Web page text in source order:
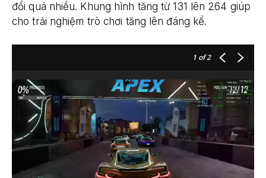
đổi quá nhiều. Khung hình tăng từ 131 lên 264 giúp
cho trải nghiệm trò chơi tăng lên đáng kể.
1 of 2